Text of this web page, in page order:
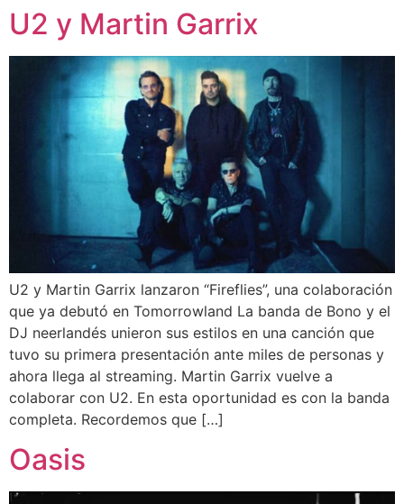
U2 y Martin Garrix
U2 y Martin Garrix lanzaron “Fireflies”, una colaboración
que ya debutó en Tomorrowland La banda de Bono y el
DJ neerlandés unieron sus estilos en una canción que
tuvo su primera presentación ante miles de personas y
ahora llega al streaming. Martin Garrix vuelve a
colaborar con U2. En esta oportunidad es con la banda
completa. Recordemos que […]
Oasis